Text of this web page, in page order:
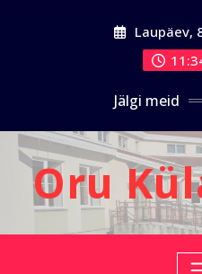
Laupäev,
Jälgi meid
Oru